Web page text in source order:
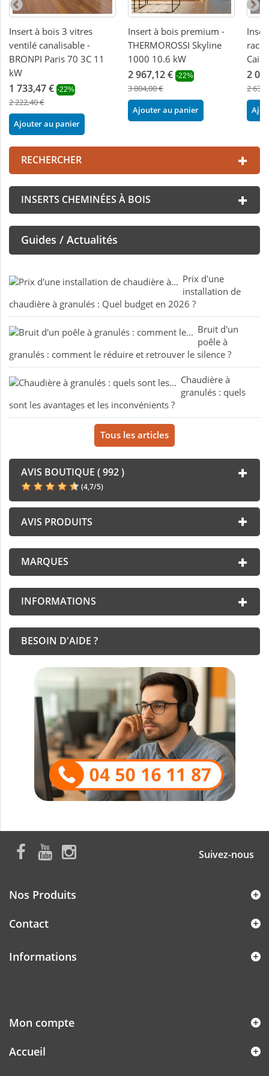
Insert à bois 3 vitres
ventilé canalisable -
BRONPI Paris 70 3C 11
kW
1 733,47 € -22%
2 222,40 €
Ajouter au panier
Insert à bois premium -
THERMOROSSI Skyline
1000 10.6 kW
2 967,12 € -22%
3 804,00 €
Ajouter au panier
2
2
RECHERCHER
INSERTS CHEMINÉES À BOIS
Guides / Actualités
Prix d'une
installation de
chaudière à granulés : Quel budget en 2026 ?
Bruit d'un
poêle à
granulés : comment le réduire et retrouver le silence ?
Chaudière à
granulés : quels
sont les avantages et les inconvénients ?
Tous les articles
AVIS BOUTIQUE ( 992 )
(4,7/5)
AVIS PRODUITS
MARQUES
INFORMATIONS
BESOIN D'AIDE ?
Suivez-nous
Nos Produits
Contact
Informations
Mon compte
Accueil